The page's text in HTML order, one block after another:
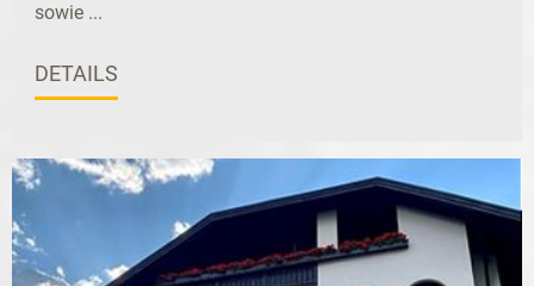
sowie ...
DETAILS